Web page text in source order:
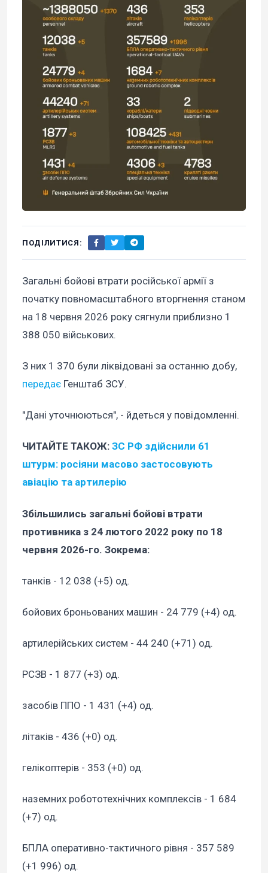
ПОДІЛИТИСЯ:
Загальні бойові втрати російської армії з
початку повномасштабного вторгнення станом
на 18 червня 2026 року сягнули приблизно 1
388 050 військових.
З них 1 370 були ліквідовані за останню добу,
передає Генштаб ЗСУ.
"Дані уточнюються", - йдеться у повідомленні.
ЧИТАЙТЕ ТАКОЖ: ЗС РФ здійснили 61
штурм: росіяни масово застосовують
авіацію та артилерію
Збільшились загальні бойові втрати
противника з 24 лютого 2022 року по 18
червня 2026-го. Зокрема:
танків - 12 038 (+5) од.
бойових броньованих машин - 24 779 (+4) од.
артилерійських систем - 44 240 (+71) од.
РСЗВ - 1 877 (+3) од.
засобів ППО - 1 431 (+4) од.
літаків - 436 (+0) од.
гелікоптерів - 353 (+0) од.
наземних робототехнічних комплексів - 1 684
(+7) од.
БПЛА оперативно-тактичного рівня - 357 589
(+1 996) од.